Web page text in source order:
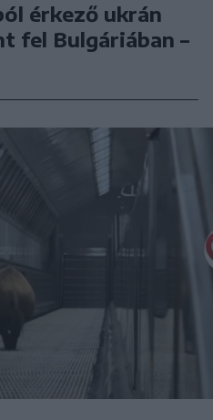
érkező ukrán
fel Bulgáriában –